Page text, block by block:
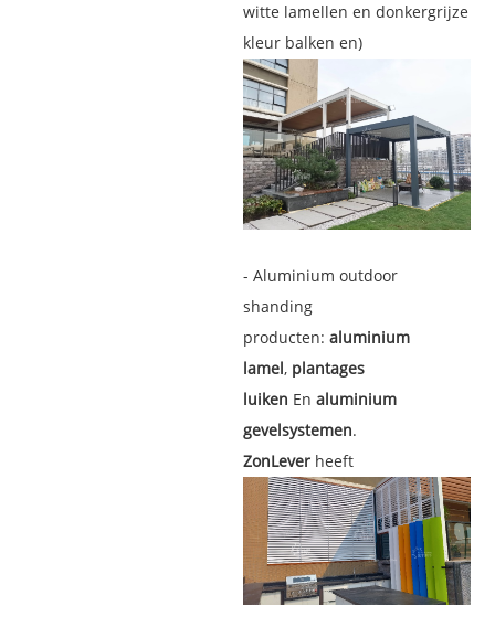
witte lamellen en donkergrijze
kleur balken en)
- Aluminium outdoor
shanding
producten: aluminium
lamel, plantages
luiken En aluminium
gevelsystemen.
ZonLever heeft